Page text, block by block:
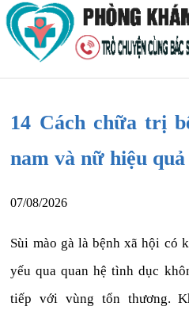
14 Cách chữa trị
nam và nữ hiệu quả
07/08/2026
Sùi mào gà là bệnh xã hội có
yếu qua quan hệ tình dục
tiếp với vùng tổn thương.